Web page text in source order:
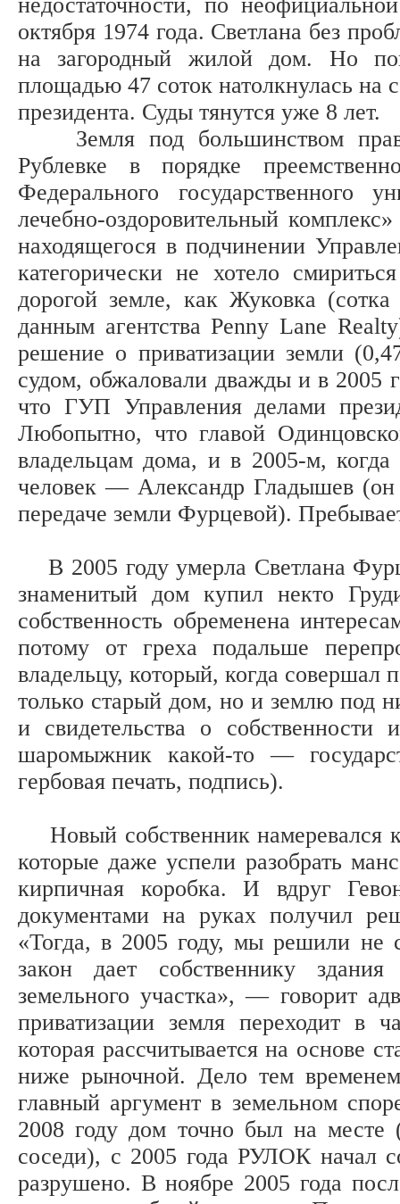
октября 1974 года. Светлана без
на загородный жилой дом. Но
площадью 47 соток натолкнулась на
президента. Суды тянутся уже 8 лет.
Земля под большинством
Рублевке в порядке
Федерального государственного
лечебно-оздоровительный
находящегося в подчинении
категорически не хотело
дорогой земле, как Жуковка
данным агентства Penny Lane
решение о приватизации земли
судом, обжаловали дважды и в 2005
что ГУП Управления делами
Любопытно, что главой
владельцам дома, и в 2005-м,
человек — Александр Гладышев (он
передаче земли Фурцевой).
В 2005 году умерла Светлана
знаменитый дом купил некто
собственность обременена
потому от греха подальше
владельцу, который, когда совершал
только старый дом, но и землю под
и свидетельства о
шаромыжник какой-то —
гербовая печать, подпись).
Новый собственник намеревался
которые даже успели разобрать
кирпичная коробка. И вдруг
документами на руках получил
«Тогда, в 2005 году, мы решили не
закон дает собственнику
земельного участка», — говорит
приватизации земля переходит в
которая рассчитывается на основе
ниже рыночной. Дело тем
главный аргумент в земельном
2008 году дом точно был на месте
соседи), с 2005 года РУЛОК начал
разрушено. В ноябре 2005 года